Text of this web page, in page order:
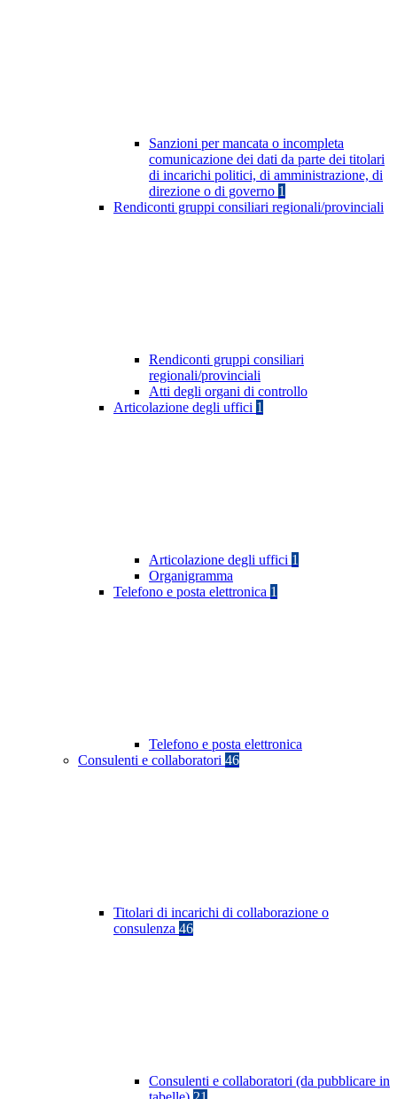
Sanzioni per mancata o incompleta
comunicazione dei dati da parte dei titolari
di incarichi politici, di amministrazione, di
direzione o di governo 1
Rendiconti gruppi consiliari regionali/provinciali
Rendiconti gruppi consiliari
regionali/provinciali
Atti degli organi di controllo
Articolazione degli uffici 1
Articolazione degli uffici 1
Organigramma
Telefono e posta elettronica 1
Telefono e posta elettronica
Consulenti e collaboratori 46
Titolari di incarichi di collaborazione o
consulenza 46
Consulenti e collaboratori (da pubblicare in